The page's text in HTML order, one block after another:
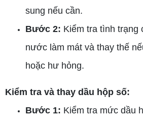
sung nếu cần.
Bước 2: Kiểm tra tình trạng
nước làm mát và thay thế
hoặc hư hỏng.
Kiểm tra và thay dầu hộp số:
Bước 1: Kiểm tra mức dầu